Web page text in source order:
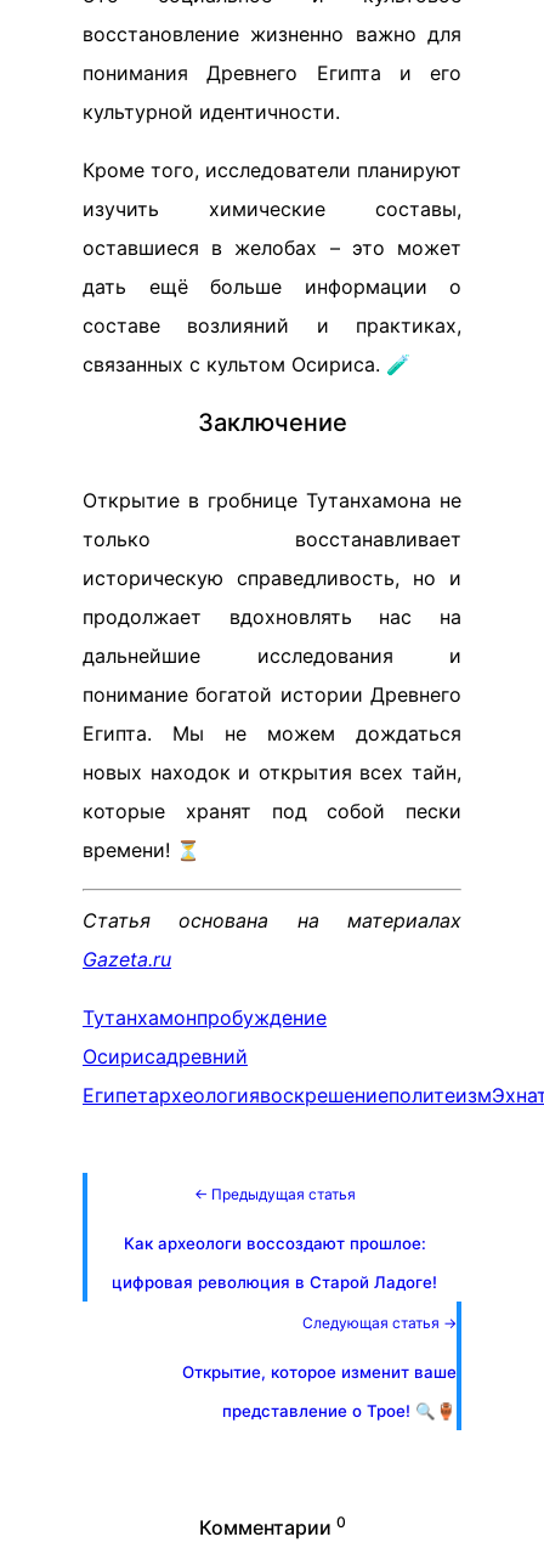
восстановление жизненно важно для
понимания Древнего Египта и его
культурной идентичности.
Кроме того, исследователи планируют
изучить химические составы,
оставшиеся в желобах – это может
дать ещё больше информации о
составе возлияний и практиках,
связанных с культом Осириса. 🧪
Заключение
Открытие в гробнице Тутанхамона не
только восстанавливает
историческую справедливость, но и
продолжает вдохновлять нас на
дальнейшие исследования и
понимание богатой истории Древнего
Египта. Мы не можем дождаться
новых находок и открытия всех тайн,
которые хранят под собой пески
времени! ⏳
Статья основана на материалах
Gazeta.ru
Тутанхамонпробуждение
Осирисадревний
Египетархеологиявоскрешениеполитеизм
← Предыдущая статья
Как археологи воссоздают прошлое:
цифровая революция в Старой Ладоге!
Следующая статья →
Открытие, которое изменит ваше
представление о Трое! 🔍🏺
Комментарии 0